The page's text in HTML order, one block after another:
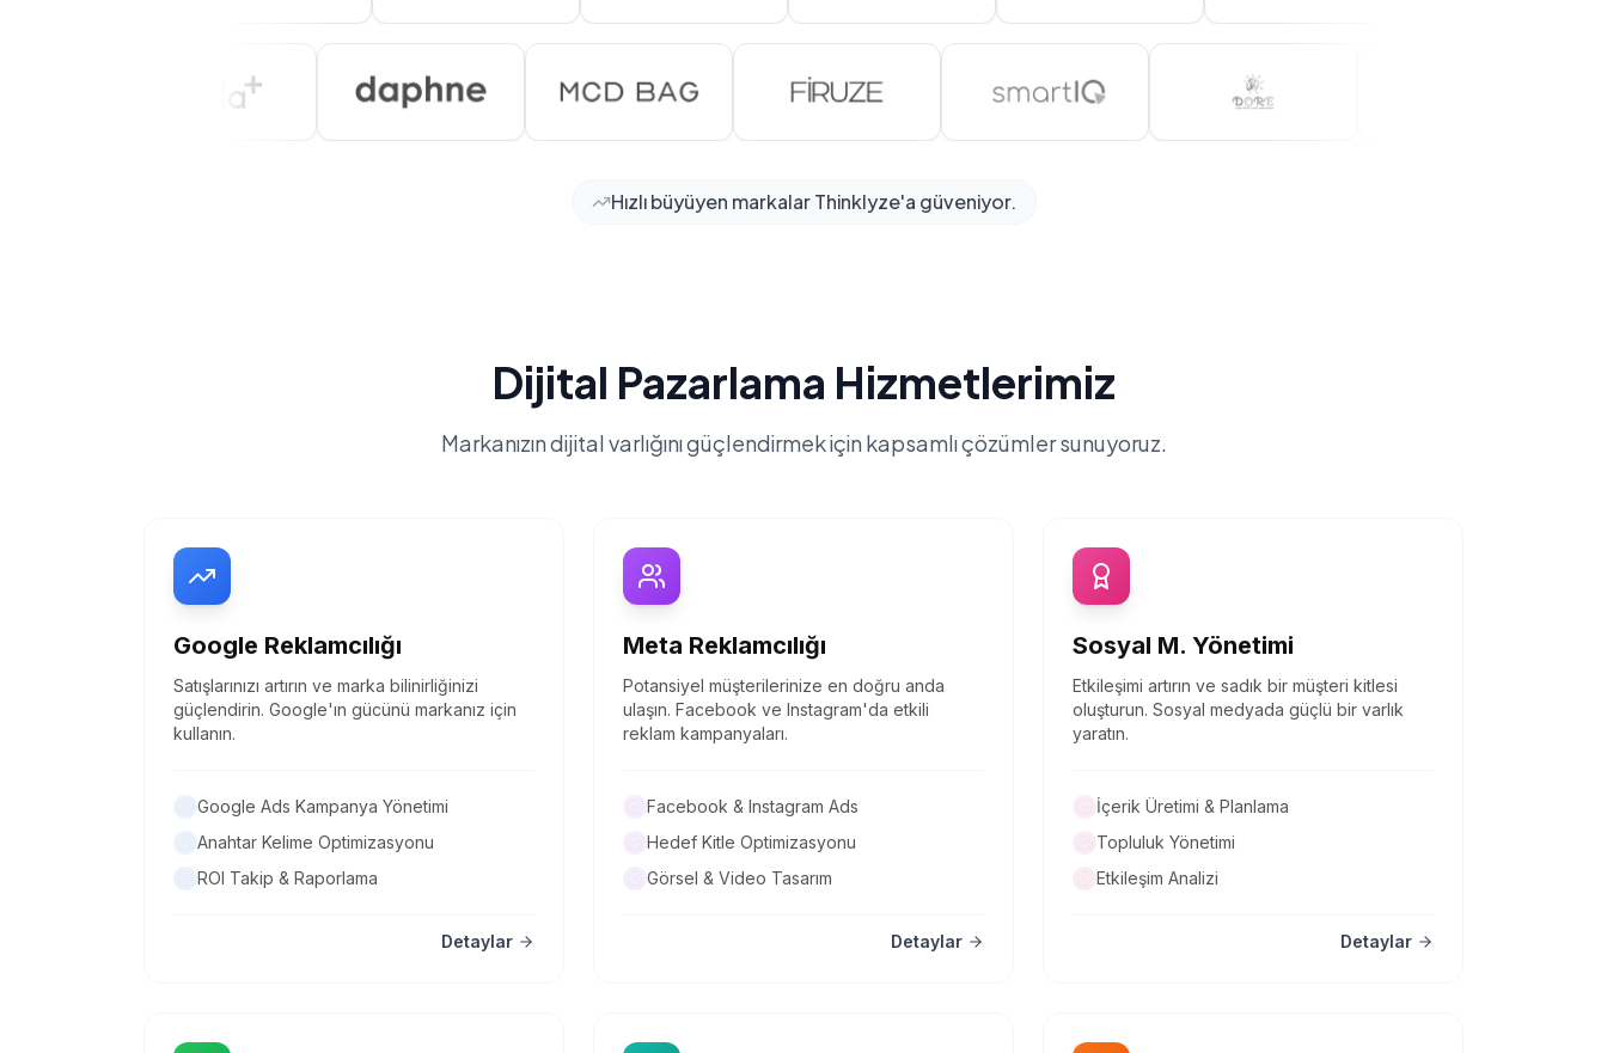
Hızlı büyüyen markalar Thinklyze'a güveniyor.
Dijital Pazarlama Hizmetlerimiz
Markanızın dijital varlığını güçlendirmek için kapsamlı çözümler sunuyoruz.
Google Reklamcılığı
Satışlarınızı artırın ve marka bilinirliğinizi
güçlendirin. Google'ın gücünü markanız için
kullanın.
Google Ads Kampanya Yönetimi
Anahtar Kelime Optimizasyonu
ROI Takip & Raporlama
Detaylar
Meta Reklamcılığı
Potansiyel müşterilerinize en doğru anda
ulaşın. Facebook ve Instagram'da etkili
reklam kampanyaları.
Facebook & Instagram Ads
Hedef Kitle Optimizasyonu
Görsel & Video Tasarım
Detaylar
Sosyal M. Yönetimi
Etkileşimi artırın ve sadık bir müşteri kitlesi
oluşturun. Sosyal medyada güçlü bir varlık
yaratın.
İçerik Üretimi & Planlama
Topluluk Yönetimi
Etkileşim Analizi
Detaylar